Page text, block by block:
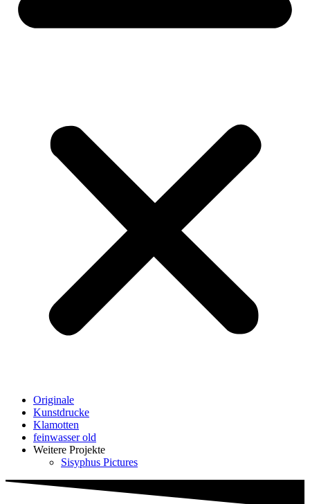
Originale
Kunstdrucke
Klamotten
feinwasser old
Weitere Projekte
Sisyphus Pictures